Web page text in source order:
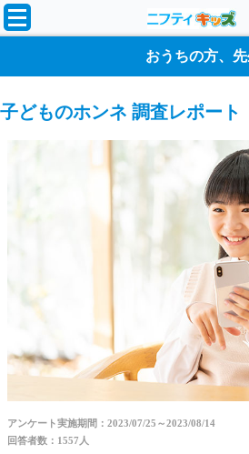
おうちの方、
子どものホンネ 調査レポート
アンケート実施期間：2023/07/25～2023/08/14
回答者数：1557人